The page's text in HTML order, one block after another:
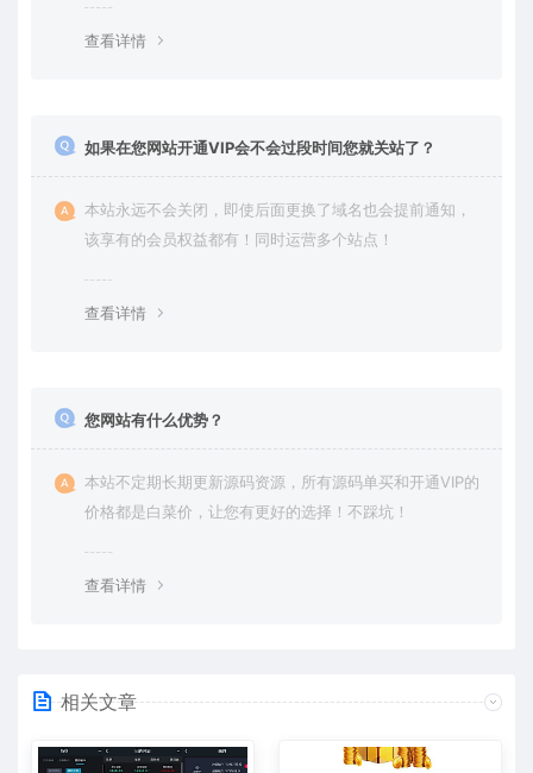
查看详情
如果在您网站开通VIP会不会过段时间您就关站了？
本站永远不会关闭，即使后面更换了域名也会提前通知，
该享有的会员权益都有！同时运营多个站点！
查看详情
您网站有什么优势？
本站不定期长期更新源码资源，所有源码单买和开通VIP的
价格都是白菜价，让您有更好的选择！不踩坑！
查看详情
相关文章